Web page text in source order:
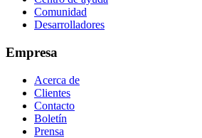
Comunidad
Desarrolladores
Empresa
Acerca de
Clientes
Contacto
Boletín
Prensa